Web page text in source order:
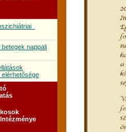
nappali